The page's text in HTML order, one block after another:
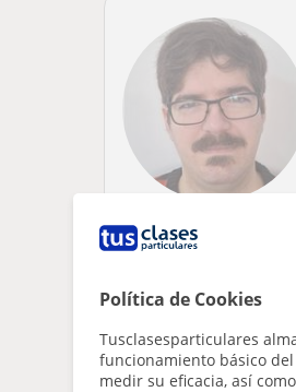
Política de Cookies
Tusclasesparticulares
funcionamiento básico
medir su eficacia, así